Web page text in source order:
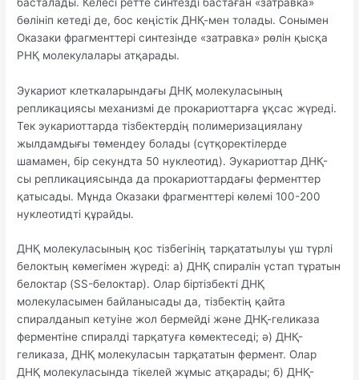
бөлініп кетеді де, бос кеңістік ДНҚ-мен толады. Сонымен
Оказаки фрагменттері синтезінде «затравка» рөлін қысқа
РНҚ молекулалары атқарады.
Эукариот клеткаларындағы ДНҚ молекуласының
репликациясы механизмі де прокариоттарға ұқсас жүреді.
Тек эукариоттарда тізбектердің полимеризациялану
жылдамдығы төмендеу болады (сүтқоректілерде
шамамен, бір секундта 50 нуклеотид). Эукариоттар ДНҚ-
сы репликациясында да прокариоттардағы ферменттер
қатысады. Мұнда Оказаки фрагменттері көлемі 100-200
нуклеотидті құрайды.
ДНҚ молекуласының қос тізбегінің тарқататылуы үш түрлі
белоктың көмегімен жүреді: а) ДНҚ спиралін үстап тұратын
белоктар (SS-белоктар). Олар біртізбекті ДНҚ
молекуласымен байланысады да, тізбектің қайта
спиралданып кетуіне жол бермейді және ДНҚ-геликаза
ферментіне спиралді тарқатуға көмектеседі; ә) ДНҚ-
геликаза, ДНҚ молекуласын тарқататын фермент. Олар
ДНҚ молекуласында тікелей жұмыс атқарады; б) ДНҚ-